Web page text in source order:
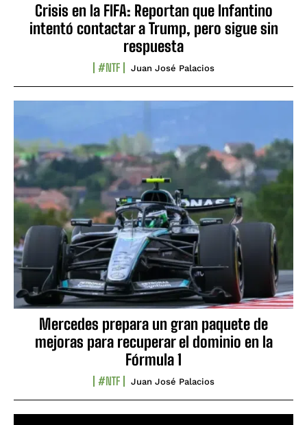
Crisis en la FIFA: Reportan que Infantino
intentó contactar a Trump, pero sigue sin
respuesta
#NTF Juan José Palacios
Mercedes prepara un gran paquete de
mejoras para recuperar el dominio en la
Fórmula 1
#NTF Juan José Palacios